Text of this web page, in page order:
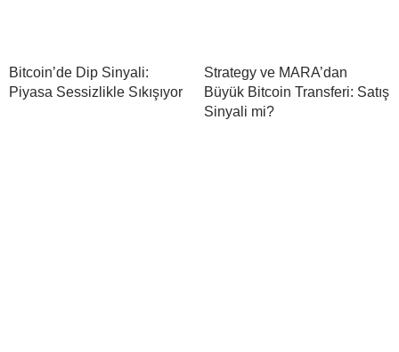
Bitcoin’de Dip Sinyali:
Piyasa Sessizlikle Sıkışıyor
Strategy ve MARA’dan
Büyük Bitcoin Transferi: Satış
Sinyali mi?